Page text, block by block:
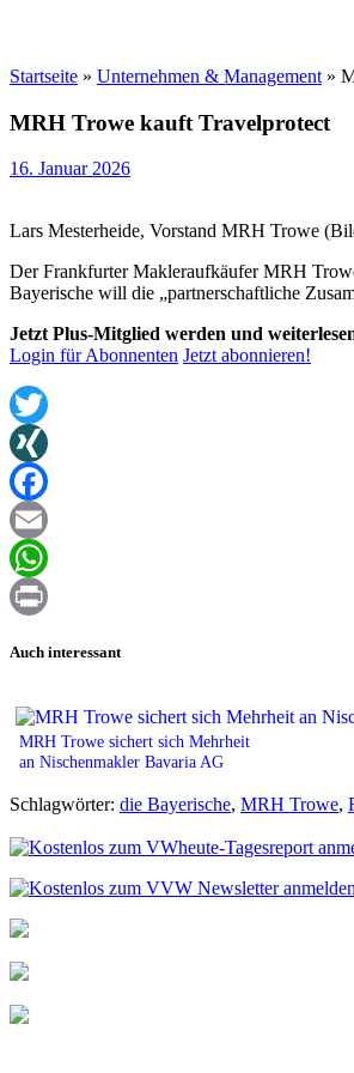
Startseite » Unternehmen & Management »
MRH Trowe kauft Travelprotect
16. Januar 2026
Lars Mesterheide, Vorstand MRH Trowe
Der Frankfurter Makleraufkäufer MRH
Bayerische will die „partnerschaftliche
Jetzt Plus-Mitglied werden und
Login für Abonnenten Jetzt abonnieren!
Twitter
XING
Facebook
Email
WhatsApp
Auch interessant
MRH Trowe sichert sich Mehrheit
an Nischenmakler Bavaria AG
Schlagwörter: die Bayerische, MRH Trowe,